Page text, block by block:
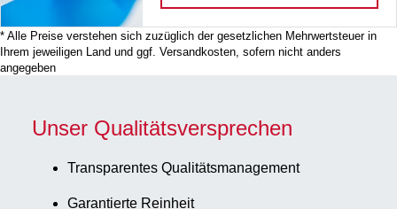
* Alle Preise verstehen sich zuzüglich der gesetzlichen Mehrwertsteuer in
Ihrem jeweiligen Land und ggf. Versandkosten, sofern nicht anders
angegeben
Unser Qualitätsversprechen
Transparentes Qualitätsmanagement
Garantierte Reinheit